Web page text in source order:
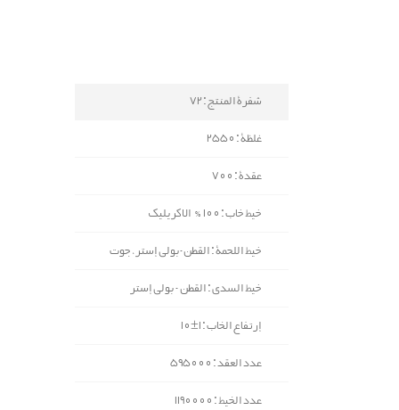
شفرة المنتج : 72
غلظة : 2550
عقدة : 700
خيط خاب : 100% الاكريليك
خيط اللحمة : القطن-بولي إستر، جوت
خيط السدی : القطن - بولي إستر
إرتفاع الخاب : 1±10
عدد العقد : 595000
عدد الخيط : 1190000